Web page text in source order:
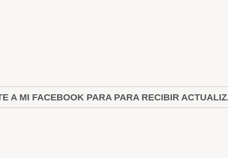
A MI FACEBOOK PARA PARA RECIBIR